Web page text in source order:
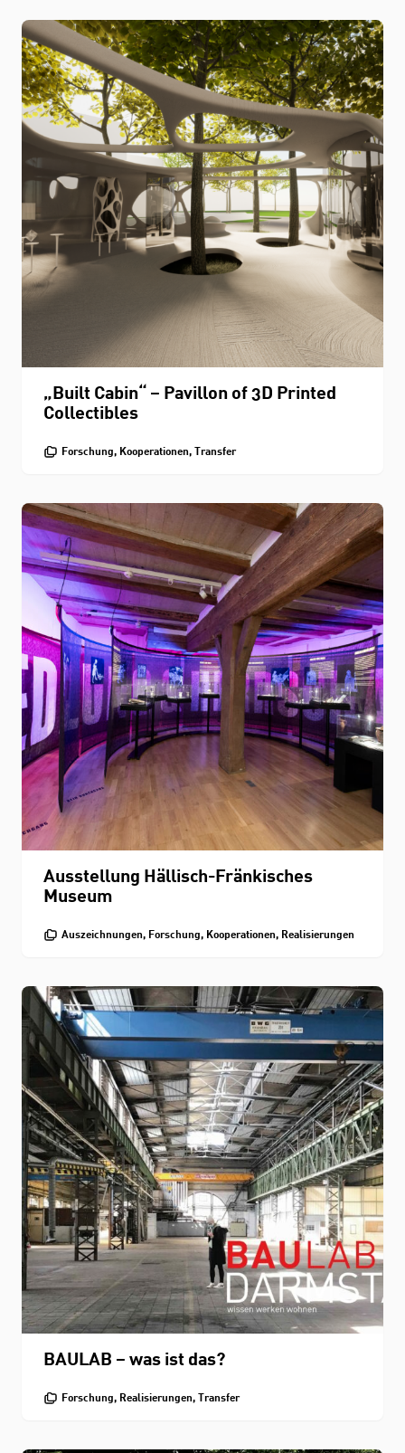
STUDIUM
FACHBEREICH
„Built Cabin“ – Pavillon of 3D Printed
Collectibles
Forschung, Kooperationen, Transfer
Ausstellung Hällisch-Fränkisches
Museum
Auszeichnungen, Forschung, Kooperationen, Realisierungen
BAULAB – was ist das?
Forschung, Realisierungen, Transfer